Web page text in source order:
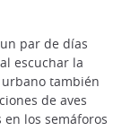
par de días
escuchar la
también
de aves
los semáforos